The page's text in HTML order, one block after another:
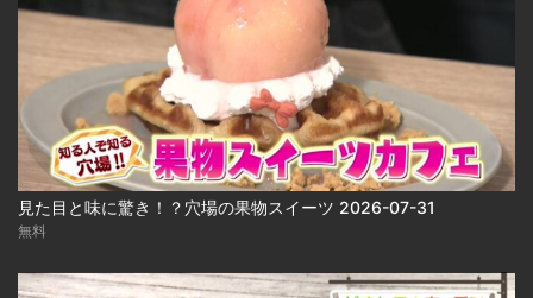
見た目と味に驚き！？穴場の果物スイーツ 2026-07-31
無料